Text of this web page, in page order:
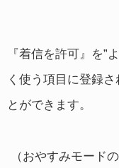
『着信を許可』を”
く使う項目に登録
とができます。
（おやすみモード